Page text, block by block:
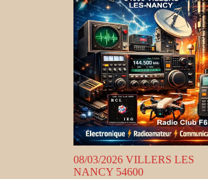
08/03/2026 VILLERS LES
NANCY 54600